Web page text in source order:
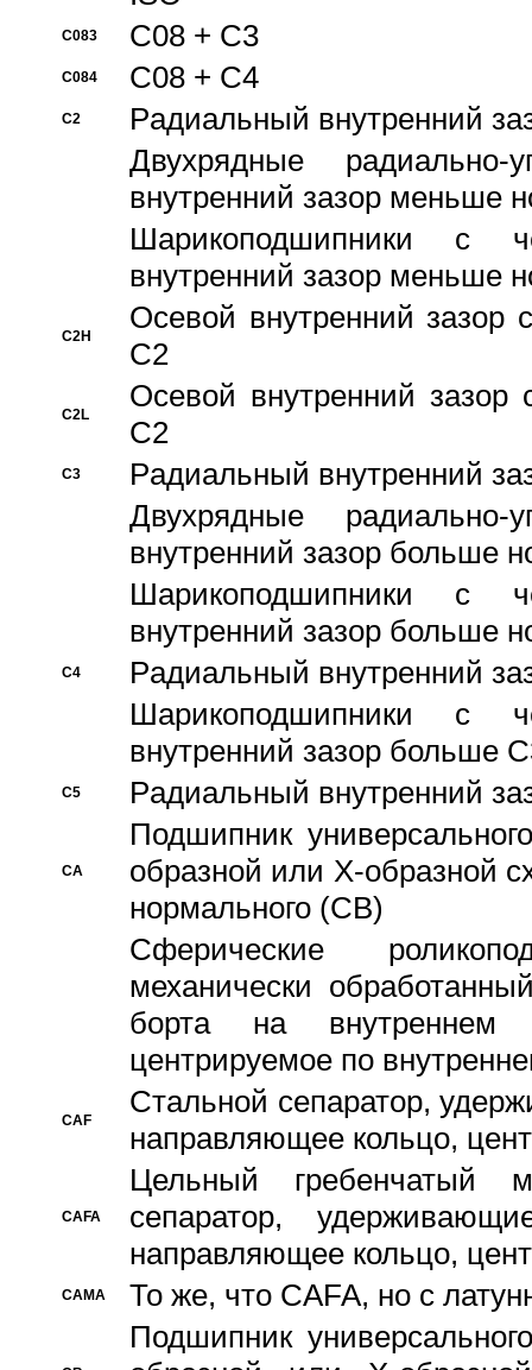
C083 C08 + C3
C084 C08 + C4
C2
Pадиальный внутренний
Двухрядные радиально-
внутренний зазор меньше
Шарикоподшипники с
внутренний зазор меньше
C2H
Осевой внутренний зазор
C2
C2L
Осевой внутренний зазор
C2
C3
Pадиальный внутренний
Двухрядные радиально-
внутренний зазор больше
Шарикоподшипники с
внутренний зазор больше
C4
Pадиальный внутренний
Шарикоподшипники с
внутренний зазор больше
C5 Pадиальный внутренний
CA
Подшипник
образной или Х-образной
нормального (CB)
Сферические
механически
борта на внутреннем
центрируемое по
CAF
Стальной сепаратор,
направляющее кольцо,
CAFA
Цельный гребенчатый
сепаратор,
направляющее кольцо,
CAMA То же, что CAFA, но с
Подшипник